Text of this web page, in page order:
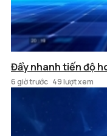
Đẩy nhanh tiến độ
6 giờ trước 49 lượt xem